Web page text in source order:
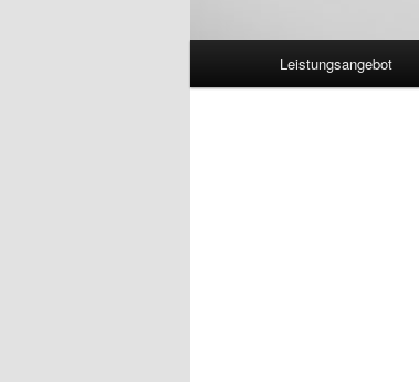
Leistungsangebot